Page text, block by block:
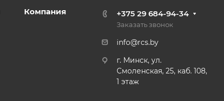
Компания +375 29 684-94-34
Заказать звонок
info@rcs.by
г. Минск, ул.
Смоленская, 25, каб. 108,
1 этаж